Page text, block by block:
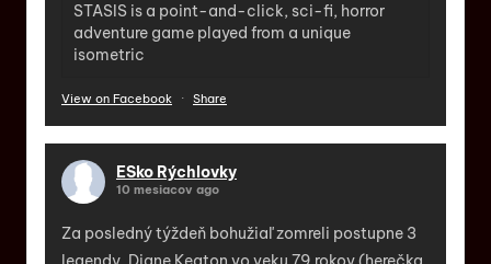
STASIS is a point-and-click, sci-fi, horror
adventure game played from a unique
isometric
View on Facebook · Share
ESko Rýchlovky
10 mesiacov ago
Za posledný týždeň bohužiaľ zomreli postupne 3